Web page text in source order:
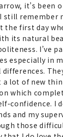
it’s been
still remember
the first day
its natural
I’ve
especially in
a lot of new
which
confidence. I
and my
those